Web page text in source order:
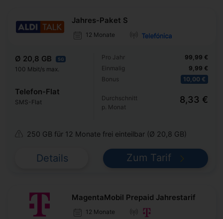
Jahres-Paket S
12 Monate
Ø 20,8 GB 5G
100 Mbit/s max.
Telefon-Flat
SMS-Flat
Pro Jahr
Einmalig
Bonus
99,99 €
9,99 €
10,00 €
Durchschnitt
p. Monat
8,33 €
250 GB für 12 Monate frei einteilbar (Ø 20,8 GB)
Details Zum Tarif
MagentaMobil Prepaid Jahrestarif
12 Monate